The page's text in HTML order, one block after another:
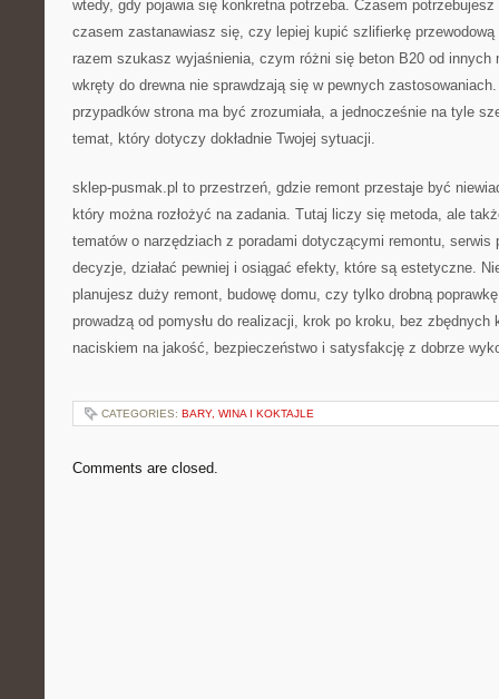
wtedy, gdy pojawia się konkretna potrzeba. Czasem potrzebujesz
czasem zastanawiasz się, czy lepiej kupić szlifierkę
razem szukasz wyjaśnienia, czym różni się beton B20 od innych
wkręty do drewna nie sprawdzają się w pewnych
przypadków strona ma być zrozumiała, a jednocześnie na tyle
temat, który dotyczy dokładnie Twojej sytuacji.
sklep-pusmak.pl to przestrzeń, gdzie remont przestaje być
który można rozłożyć na zadania. Tutaj liczy się metoda, ale
tematów o narzędziach z poradami dotyczącymi remontu, serwis
decyzje, działać pewniej i osiągać efekty, które są estetyczne.
planujesz duży remont, budowę domu, czy tylko drobną
prowadzą od pomysłu do realizacji, krok po kroku, bez
naciskiem na jakość, bezpieczeństwo i satysfakcję z dobrze
CATEGORIES: BARY, WINA I KOKTAJLE
Comments are closed.